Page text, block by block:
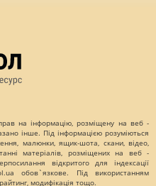
на інформацію, розміщену на веб -
інше. Під інформацією розуміються
малюнки, ящик-шота, скани, відео,
матеріалів, розміщених на веб -
відкритого для індексації
обов`язкове. Під використанням
модифікація тощо.